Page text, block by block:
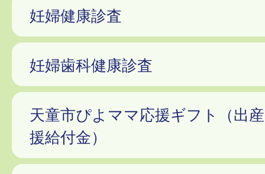
妊婦健康診査
妊婦歯科健康診査
天童市ぴよママ応援ギフト（出
援給付金）